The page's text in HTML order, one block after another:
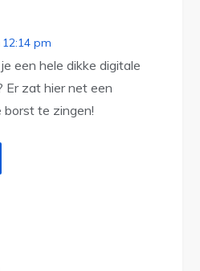
pm
een hele dikke digitale
Er zat hier net een
borst te zingen!